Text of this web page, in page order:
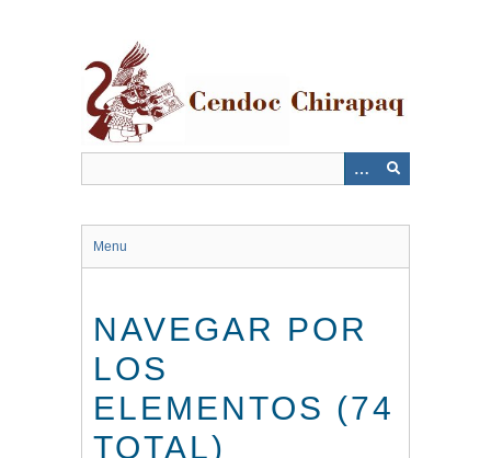
Menu
NAVEGAR POR
LOS
ELEMENTOS (74
TOTAL)